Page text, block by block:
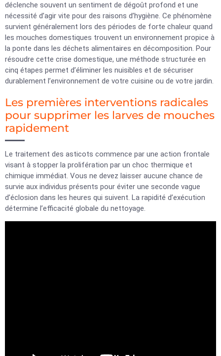
déclenche souvent un sentiment de dégoût profond et une
nécessité d’agir vite pour des raisons d’hygiène. Ce phénomène
survient généralement lors des périodes de forte chaleur quand
les mouches domestiques trouvent un environnement propice à
la ponte dans les déchets alimentaires en décomposition. Pour
résoudre cette crise domestique, une méthode structurée en
cinq étapes permet d’éliminer les nuisibles et de sécuriser
durablement l’environnement de votre cuisine ou de votre jardin.
Les premières interventions radicales
pour supprimer les larves de mouches
rapidement
Le traitement des asticots commence par une action frontale
visant à stopper la prolifération par un choc thermique et
chimique immédiat. Vous ne devez laisser aucune chance de
survie aux individus présents pour éviter une seconde vague
d’éclosion dans les heures qui suivent. La rapidité d’exécution
détermine l’efficacité globale du nettoyage.